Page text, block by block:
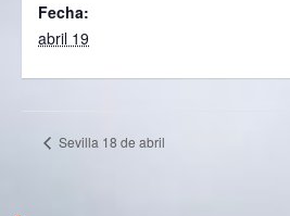
Fecha:
abril 19
Sevilla 18 de abril